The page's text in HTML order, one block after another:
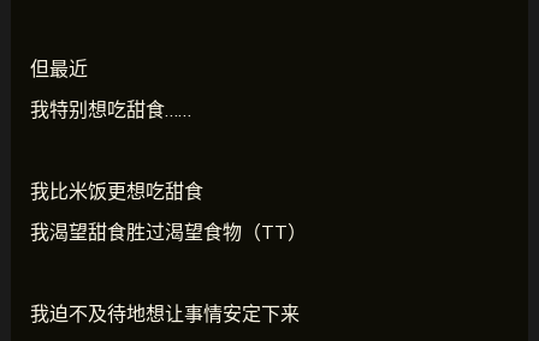
但最近
我特别想吃甜食……
我比米饭更想吃甜食
我渴望甜食胜过渴望食物（TT）
我迫不及待地想让事情安定下来